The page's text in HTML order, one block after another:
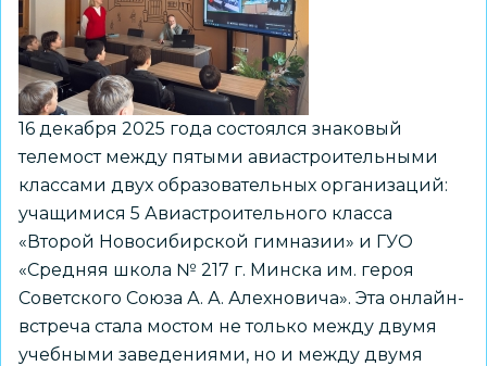
16 декабря 2025 года состоялся знаковый
телемост между пятыми авиастроительными
классами двух образовательных организаций:
учащимися 5 Авиастроительного класса
«Второй Новосибирской гимназии» и ГУО
«Средняя школа № 217 г. Минска им. героя
Советского Союза А. А. Алехновича». Эта онлайн-
встреча стала мостом не только между двумя
учебными заведениями, но и между двумя